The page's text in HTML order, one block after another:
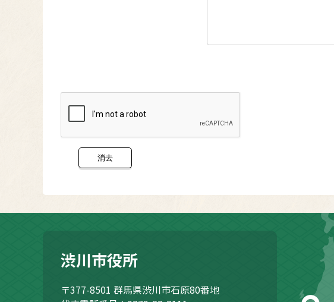
渋川市役所
〒377-8501 群馬県渋川市石原80番地